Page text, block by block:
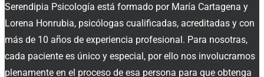
Serendipia Psicología está formado por María Cartagena y
Lorena Honrubia, psicólogas cualificadas, acreditadas y con
más de 10 años de experiencia profesional. Para nosotras,
cada paciente es único y especial, por ello nos involucramos
plenamente en el proceso de esa persona para que obtenga